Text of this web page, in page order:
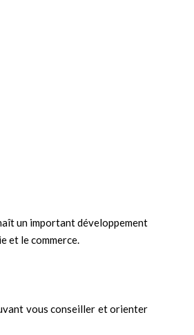
un important développement
et le commerce.
vous conseiller et orienter